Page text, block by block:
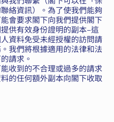
絡資訊）。為了使我們能夠
會要求閣下向我們提供閣下
供有效身份證明的副本–這
資料免受未經授權的訪問請
我們將根據適用的法律和法
請求。
收到的不合理或過多的請求
的任何額外副本向閣下收取